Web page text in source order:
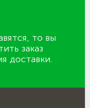
то вы
заказ
доставки.